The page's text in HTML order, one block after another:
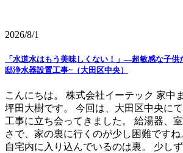
2026/8/1
「水道水はもう美味しくない！」―超敏感な子
邸浄水器設置工事~（大田区中央）
こんにちは。 株式会社イーテック 家中
坪田大樹です。 今回は、大田区中央に
工事に立ち会ってきました。 給湯器、
さで、家の裏に行くのが少し困難です
自宅内に入り込んでいるのは裏。 少し